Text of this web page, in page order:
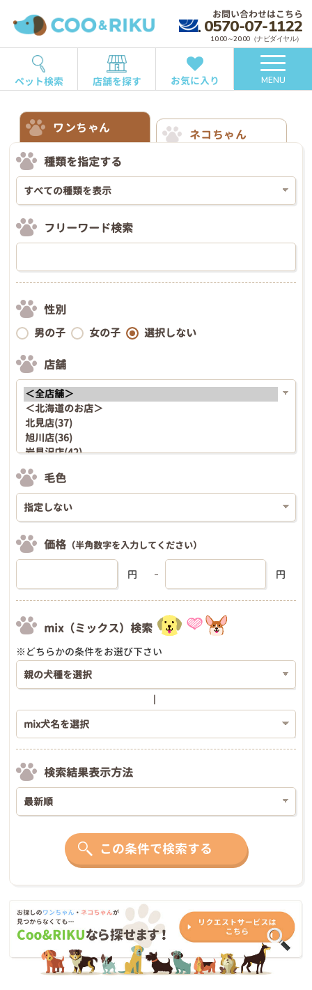
お問い合わせはこちら
0570-07-1122
10:00～20:00（ナビダイヤル）
ペット検索 店舗を探す お気に入り MENU
ワンちゃん
ネコちゃん
種類を指定する
フリーワード検索
性別
男の子 女の子 選択しない
店舗
毛色
価格 （半角数字を入力してください）
円 円
mix（ミックス）検索
※どちらかの条件をお選び下さい
検索結果表示方法
この条件で検索する